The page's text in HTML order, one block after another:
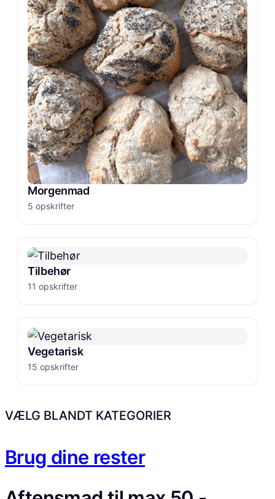
Morgenmad
5 opskrifter
Tilbehør
11 opskrifter
Vegetarisk
15 opskrifter
VÆLG BLANDT KATEGORIER
Brug dine rester